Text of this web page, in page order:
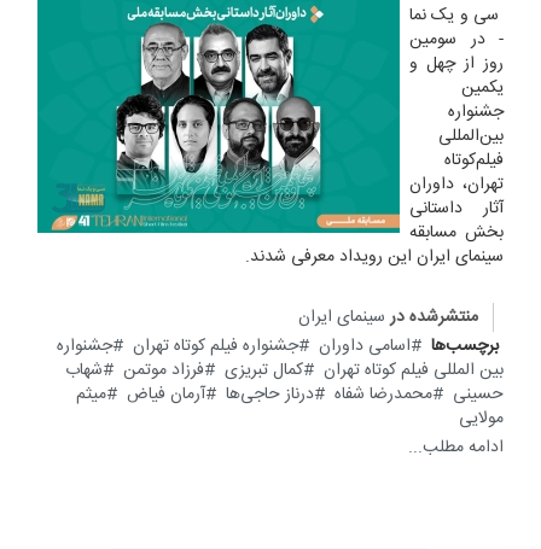
سی و یک نما
- در سومین
روز از چهل و
یکمین
جشنواره
بین‌المللی
فیلم‌کوتاه
تهران، داوران
آثار داستانی
بخش مسابقه
سینمای ایران این رویداد معرفی شدند.
منتشرشده در سینمای ایران
برچسب‌ها
اسامی داوران جشنواره فیلم کوتاه تهران
جشنواره
بین المللی فیلم کوتاه تهران
کمال تبریزی فرزاد موتمن
شهاب
حسینی
محمدرضا شفاه درناز حاجی‌ها آرمان فیاض
میثم
مولایی
ادامه مطلب...